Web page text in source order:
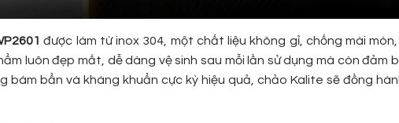
được làm từ inox 304, một chất liệu không gỉ, chống mài
luôn đẹp mắt, dễ dàng vệ sinh sau mỗi lần sử dụng mà còn đảm
bám bẩn và kháng khuẩn cực kỳ hiệu quả, chảo Kalite sẽ đồng